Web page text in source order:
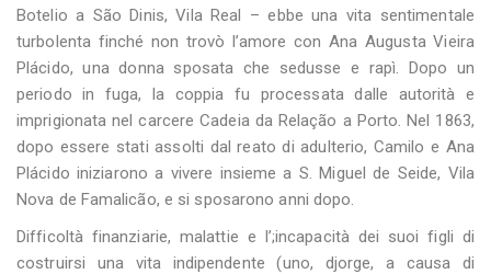
Botelio a São Dinis, Vila Real – ebbe una vita sentimentale
turbolenta finché non trovò l’amore con Ana Augusta Vieira
Plácido, una donna sposata che sedusse e rapì. Dopo un
periodo in fuga, la coppia fu processata dalle autorità e
imprigionata nel carcere Cadeia da Relação a Porto. Nel 1863,
dopo essere stati assolti dal reato di adulterio, Camilo e Ana
Plácido iniziarono a vivere insieme a S. Miguel de Seide, Vila
Nova de Famalicão, e si sposarono anni dopo.
Difficoltà finanziarie, malattie e l’;incapacità dei suoi figli di
costruirsi una vita indipendente (uno, djorge, a causa di